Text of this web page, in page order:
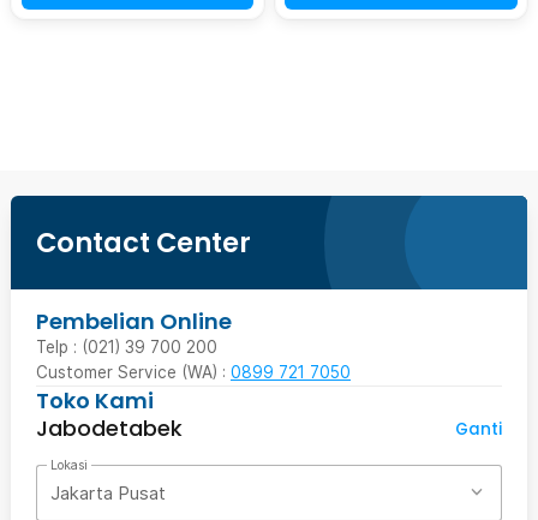
Contact Center
Pembelian Online
Telp : (021) 39 700 200
Customer Service (WA) : 0899 721 7050
Toko Kami
Jabodetabek
Ganti
Lokasi
Jakarta Pusat